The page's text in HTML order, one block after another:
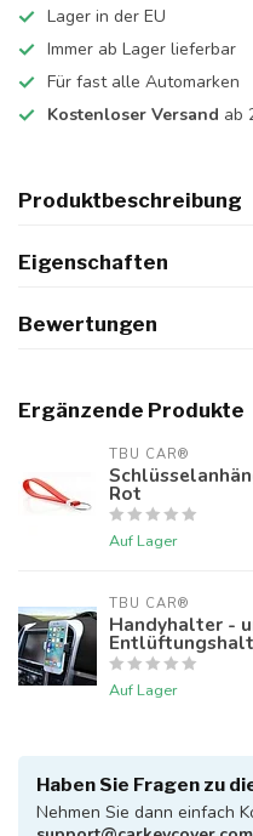
Lager in der EU
Immer ab Lager lieferbar
Für fast alle Automarken
Kostenloser Versand ab
Produktbeschreibung
Eigenschaften
Bewertungen
Ergänzende Produkte
TBU CAR®
Rot
Auf Lager
TBU CAR®
Handyhalter -
Auf Lager
Haben Sie Fragen zu
Nehmen Sie dann einfach